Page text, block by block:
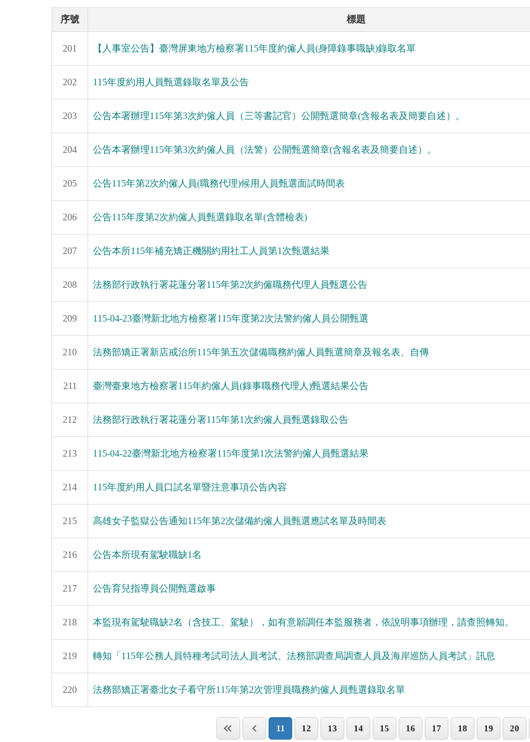
序號 標題
201 【人事室公告】臺灣屏東地方檢察署115年度約僱人員(身障錄事職缺)錄取名單
202 115年度約用人員甄選錄取名單及公告
203 公告本署辦理115年第3次約僱人員（三等書記官）公開甄選簡章(含報名表及簡要自述）。
204 公告本署辦理115年第3次約僱人員（法警）公開甄選簡章(含報名表及簡要自述）。
205 公告115年第2次約僱人員(職務代理)候用人員甄選面試時間表
206 公告115年度第2次約僱人員甄選錄取名單(含體檢表)
207 公告本所115年補充矯正機關約用社工人員第1次甄選結果
208 法務部行政執行署花蓮分署115年第2次約僱職務代理人員甄選公告
209 115-04-23臺灣新北地方檢察署115年度第2次法警約僱人員公開甄選
210 法務部矯正署新店戒治所115年第五次儲備職務約僱人員甄選簡章及報名表、自傳
211 臺灣臺東地方檢察署115年約僱人員(錄事職務代理人)甄選結果公告
212 法務部行政執行署花蓮分署115年第1次約僱人員甄選錄取公告
213 115-04-22臺灣新北地方檢察署115年度第1次法警約僱人員甄選結果
214 115年度約用人員口試名單暨注意事項公告內容
215 高雄女子監獄公告通知115年第2次儲備約僱人員甄選應試名單及時間表
216 公告本所現有駕駛職缺1名
217 公告育兒指導員公開甄選啟事
218 本監現有駕駛職缺2名（含技工、駕駛），如有意願調任本監服務者，依說明事項辦理，請查照轉知。
219 轉知「115年公務人員特種考試司法人員考試、法務部調查局調查人員及海岸巡防人員考試」訊息
220 法務部矯正署臺北女子看守所115年第2次管理員職務約僱人員甄選錄取名單
11 12 13 14 15 16 17 18 19 20